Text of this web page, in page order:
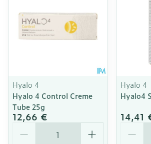
Hyalo 4
Hyalo 4 Control Creme
Tube 25g
12,66 €
Hyalo 4
Hyalo4
14,41